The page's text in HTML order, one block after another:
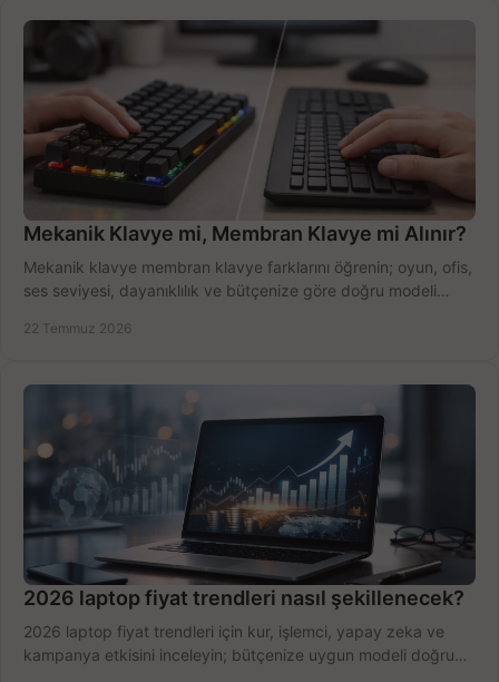
Mekanik Klavye mi, Membran Klavye mi Alınır?
Mekanik klavye membran klavye farklarını öğrenin; oyun, ofis,
ses seviyesi, dayanıklılık ve bütçenize göre doğru modeli
22 Temmuz 2026
2026 laptop fiyat trendleri nasıl şekillenecek?
2026 laptop fiyat trendleri için kur, işlemci, yapay zeka ve
kampanya etkisini inceleyin; bütçenize uygun modeli doğru